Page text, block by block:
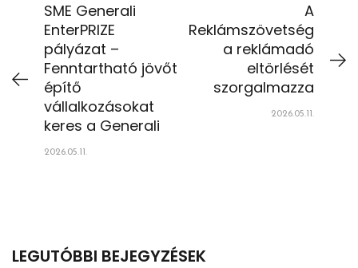
SME Generali
EnterPRIZE
pályázat –
Fenntartható jövőt
építő
vállalkozásokat
keres a Generali
2026.05.11.
A
Reklámszövetség
a reklámadó
eltörlését
szorgalmazza
2026.05.11.
LEGUTÓBBI BEJEGYZÉSEK